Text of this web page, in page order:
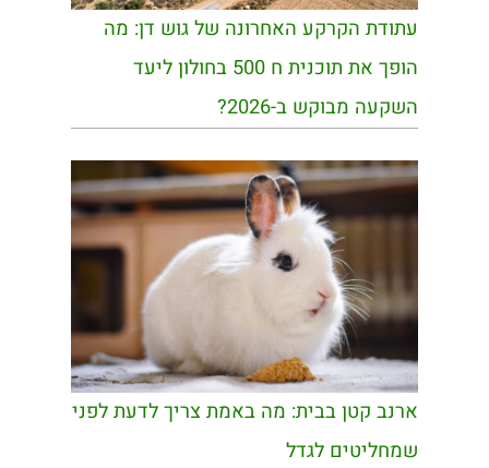
עתודת הקרקע האחרונה של גוש דן: מה
הופך את תוכנית ח 500 בחולון ליעד
השקעה מבוקש ב-2026?
ארנב קטן בבית: מה באמת צריך לדעת לפני
שמחליטים לגדל